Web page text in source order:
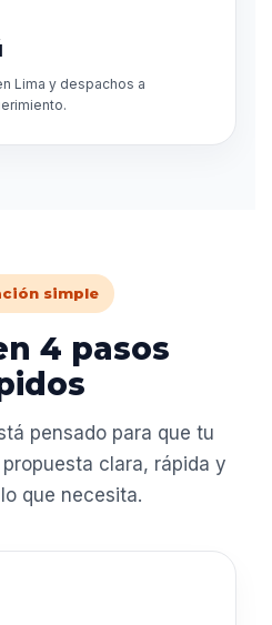
Lima y despachos a
simple
4 pasos
pensado para que tu
clara, rápida y
que necesita.